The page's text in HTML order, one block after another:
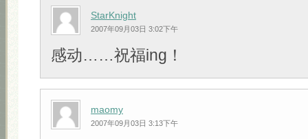
StarKnight
2007年09月03日 3:02下午
感动……祝福ing！
maomy
2007年09月03日 3:13下午